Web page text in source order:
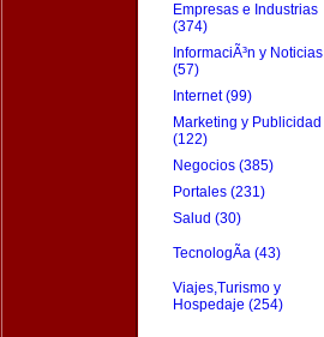
Empresas e Industrias
(374)
InformaciÃ³n y Noticias
(57)
Internet (99)
Marketing y Publicidad
(122)
Negocios (385)
Portales (231)
Salud (30)
TecnologÃ­a (43)
Viajes,Turismo y
Hospedaje (254)